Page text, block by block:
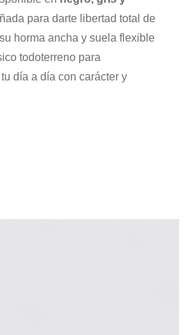
para darte libertad total de
horma ancha y suela flexible
todoterreno para
día a día con carácter y